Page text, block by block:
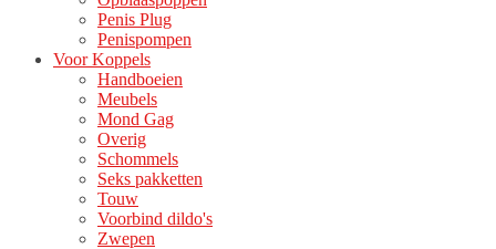
Penis Plug
Penispompen
Voor Koppels
Handboeien
Meubels
Mond Gag
Overig
Schommels
Seks pakketten
Touw
Voorbind dildo's
Zwepen